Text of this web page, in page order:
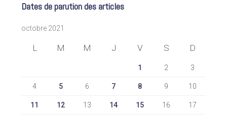
Dates de parution des articles
octobre 2021
L M M J V S D
1 2 3
4 5 6 7 8 9 10
11 12 13 14 15 16 17